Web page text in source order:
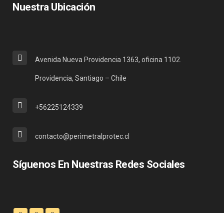
Nuestra Ubicación
Avenida Nueva Providencia 1363, oficina 1102.
Providencia, Santiago – Chile
+56225124339
contacto@perimetralprotec.cl
Síguenos En Nuestras Redes Sociales